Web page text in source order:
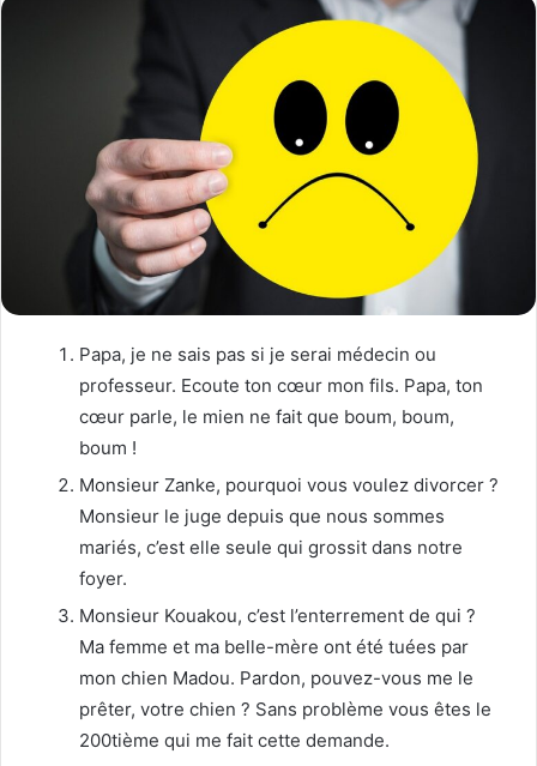
Papa, je ne sais pas si je serai médecin ou
professeur. Ecoute ton cœur mon fils. Papa, ton
cœur parle, le mien ne fait que boum, boum,
boum !
Monsieur Zanke, pourquoi vous voulez divorcer ?
Monsieur le juge depuis que nous sommes
mariés, c’est elle seule qui grossit dans notre
foyer.
Monsieur Kouakou, c’est l’enterrement de qui ?
Ma femme et ma belle-mère ont été tuées par
mon chien Madou. Pardon, pouvez-vous me le
prêter, votre chien ? Sans problème vous êtes le
200tième qui me fait cette demande.